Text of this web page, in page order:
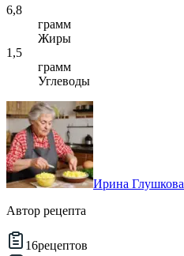
6,8
грамм
Жиры
1,5
грамм
Углеводы
Ирина Глушкова
Автор рецепта
16рецептов